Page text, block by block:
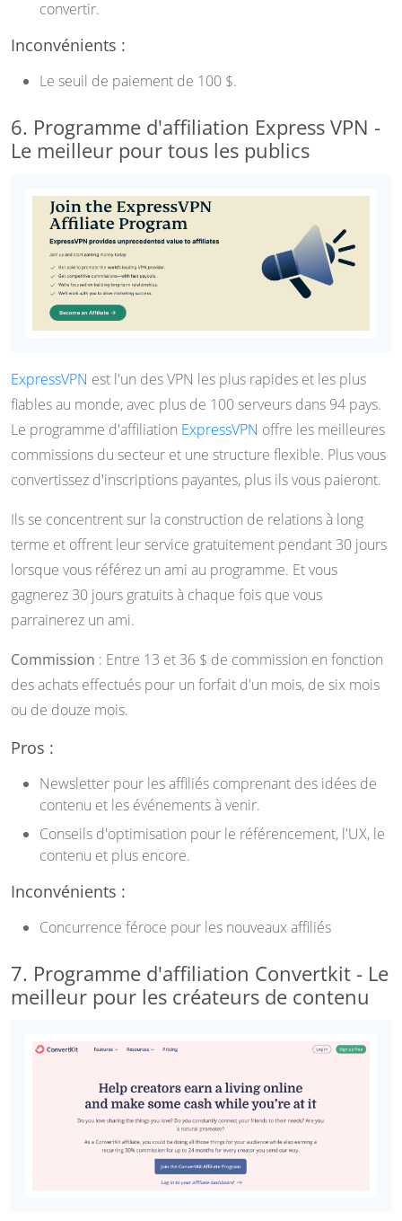
convertir.
Inconvénients :
Le seuil de paiement de 100 $.
6. Programme d'affiliation Express VPN -
Le meilleur pour tous les publics
ExpressVPN est l'un des VPN les plus rapides et les plus
fiables au monde, avec plus de 100 serveurs dans 94 pays.
Le programme d'affiliation ExpressVPN offre les meilleures
commissions du secteur et une structure flexible. Plus vous
convertissez d'inscriptions payantes, plus ils vous paieront.
Ils se concentrent sur la construction de relations à long
terme et offrent leur service gratuitement pendant 30 jours
lorsque vous référez un ami au programme. Et vous
gagnerez 30 jours gratuits à chaque fois que vous
parrainerez un ami.
Commission : Entre 13 et 36 $ de commission en fonction
des achats effectués pour un forfait d'un mois, de six mois
ou de douze mois.
Pros :
Newsletter pour les affiliés comprenant des idées de
contenu et les événements à venir.
Conseils d'optimisation pour le référencement, l'UX, le
contenu et plus encore.
Inconvénients :
Concurrence féroce pour les nouveaux affiliés
7. Programme d'affiliation Convertkit - Le
meilleur pour les créateurs de contenu